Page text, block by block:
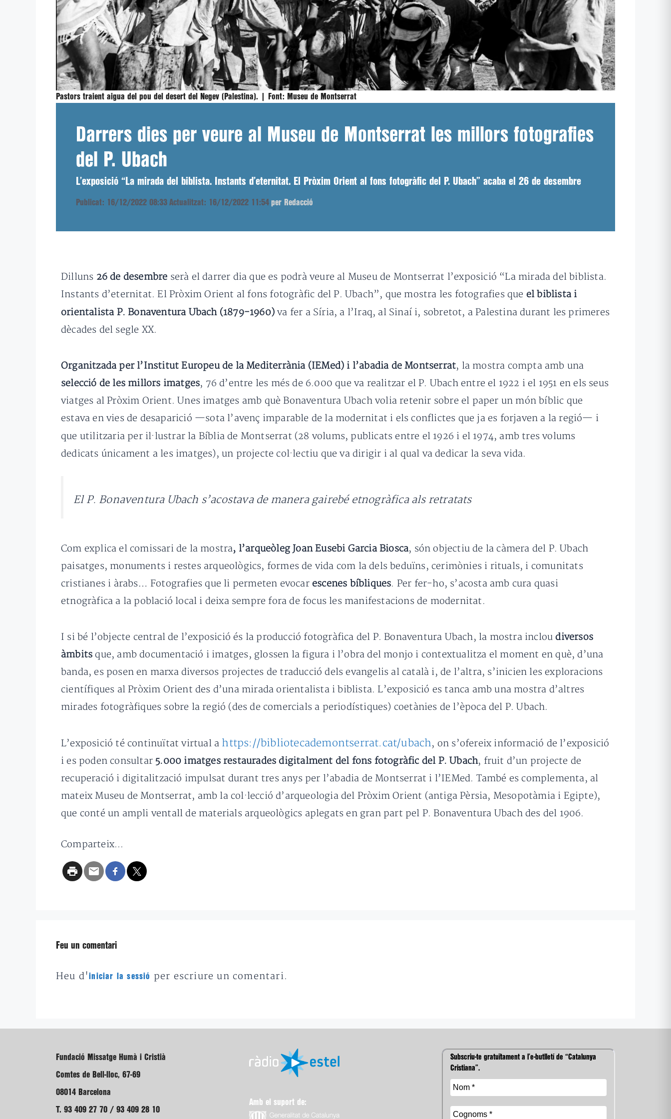
Pastors traient aigua del pou del desert del Negev (Palestina). | Font: Museu de Montserrat
Darrers dies per veure al Museu de Montserrat les millors fotografies
del P. Ubach
L’exposició “La mirada del biblista. Instants d’eternitat. El Pròxim Orient al fons fotogràfic del P. Ubach” acaba el 26 de desembre
Publicat: 16/12/2022 08:33 Actualitzat: 16/12/2022 11:54 per Redacció
Dilluns 26 de desembre serà el darrer dia que es podrà veure al Museu de Montserrat l’exposició “La mirada del biblista.
Instants d’eternitat. El Pròxim Orient al fons fotogràfic del P. Ubach”, que mostra les fotografies que el biblista i
orientalista P. Bonaventura Ubach (1879-1960) va fer a Síria, a l’Iraq, al Sinaí i, sobretot, a Palestina durant les primeres
dècades del segle XX.
Organitzada per l’Institut Europeu de la Mediterrània (IEMed) i l’abadia de Montserrat, la mostra compta amb una
selecció de les millors imatges, 76 d’entre les més de 6.000 que va realitzar el P. Ubach entre el 1922 i el 1951 en els seus
viatges al Pròxim Orient. Unes imatges amb què Bonaventura Ubach volia retenir sobre el paper un món bíblic que
estava en vies de desaparició —sota l’avenç imparable de la modernitat i els conflictes que ja es forjaven a la regió— i
que utilitzaria per il·lustrar la Bíblia de Montserrat (28 volums, publicats entre el 1926 i el 1974, amb tres volums
dedicats únicament a les imatges), un projecte col·lectiu que va dirigir i al qual va dedicar la seva vida.
El P. Bonaventura Ubach s’acostava de manera gairebé etnogràfica als retratats
Com explica el comissari de la mostra, l’arqueòleg Joan Eusebi Garcia Biosca, són objectiu de la càmera del P. Ubach
paisatges, monuments i restes arqueològics, formes de vida com la dels beduïns, cerimònies i rituals, i comunitats
cristianes i àrabs… Fotografies que li permeten evocar escenes bíbliques. Per fer-ho, s’acosta amb cura quasi
etnogràfica a la població local i deixa sempre fora de focus les manifestacions de modernitat.
I si bé l’objecte central de l’exposició és la producció fotogràfica del P. Bonaventura Ubach, la mostra inclou diversos
àmbits que, amb documentació i imatges, glossen la figura i l’obra del monjo i contextualitza el moment en què, d’una
banda, es posen en marxa diversos projectes de traducció dels evangelis al català i, de l’altra, s’inicien les exploracions
científiques al Pròxim Orient des d’una mirada orientalista i biblista. L’exposició es tanca amb una mostra d’altres
mirades fotogràfiques sobre la regió (des de comercials a periodístiques) coetànies de l’època del P. Ubach.
L’exposició té continuïtat virtual a https://bibliotecademontserrat.cat/ubach, on s’ofereix informació de l’exposició
i es poden consultar 5.000 imatges restaurades digitalment del fons fotogràfic del P. Ubach, fruit d’un projecte de
recuperació i digitalització impulsat durant tres anys per l’abadia de Montserrat i l’IEMed. També es complementa, al
mateix Museu de Montserrat, amb la col·lecció d’arqueologia del Pròxim Orient (antiga Pèrsia, Mesopotàmia i Egipte),
que conté un ampli ventall de materials arqueològics aplegats en gran part pel P. Bonaventura Ubach des del 1906.
Comparteix...
Feu un comentari
Heu d'iniciar la sessió per escriure un comentari.
Fundació Missatge Humà i Cristià
Comtes de Bell-lloc, 67-69
08014 Barcelona
T. 93 409 27 70 / 93 409 28 10
Amb el suport de:
Subscriu-te gratuïtament a l’e-butlletí de “Catalunya
Cristiana”.